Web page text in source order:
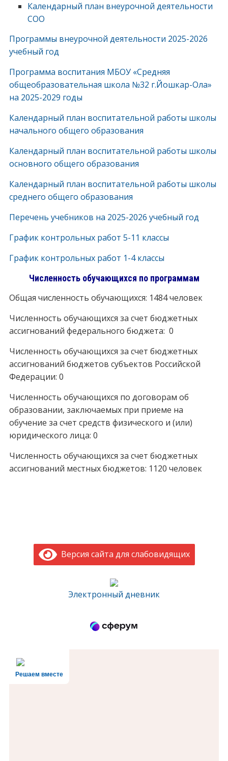
Версия сайта для слабовидящих
Электронный дневник
Решаем вместе
Календарный план внеурочной деятельности
СОО
Программы внеурочной деятельности 2025-2026
учебный год
Программа воспитания МБОУ «Средняя
общеобразовательная школа №32 г.Йошкар-Ола»
на 2025-2029 годы
Календарный план воспитательной работы школы
начального общего образования
Календарный план воспитательной работы школы
основного общего образования
Календарный план воспитательной работы школы
среднего общего образования
Перечень учебников на 2025-2026 учебный год
График контрольных работ 5-11 классы
График контрольных работ 1-4 классы
Численность обучающихся по программам
Общая численность обучающихся: 1484 человек
Численность обучающихся за счет бюджетных
ассигнований федерального бюджета: 0
Численность обучающихся за счет бюджетных
ассигнований бюджетов субъектов Российской
Федерации: 0
Численность обучающихся по договорам об
образовании, заключаемых при приеме на
обучение за счет средств физического и (или)
юридического лица: 0
Численность обучающихся за счет бюджетных
ассигнований местных бюджетов: 1120 человек